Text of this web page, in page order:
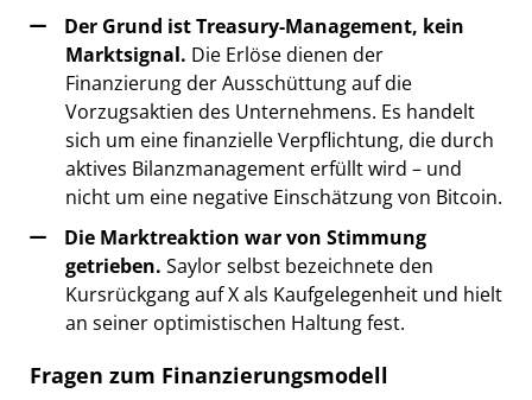
Der Grund ist Treasury-Management, kein
Marktsignal. Die Erlöse dienen der
Finanzierung der Ausschüttung auf die
Vorzugsaktien des Unternehmens. Es handelt
sich um eine finanzielle Verpflichtung, die durch
aktives Bilanzmanagement erfüllt wird – und
nicht um eine negative Einschätzung von Bitcoin.
Die Marktreaktion war von Stimmung
getrieben. Saylor selbst bezeichnete den
Kursrückgang auf X als Kaufgelegenheit und hielt
an seiner optimistischen Haltung fest.
Fragen zum Finanzierungsmodell